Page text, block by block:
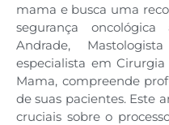
mama e busca uma
segurança
Andrade,
especialista em
Mama, compreende
de suas pacientes. Este
cruciais sobre o